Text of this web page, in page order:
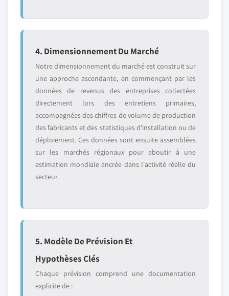
4. Dimensionnement Du Marché
Notre dimensionnement du marché est construit sur
une approche ascendante, en commençant par les
données de revenus des entreprises collectées
directement lors des entretiens primaires,
accompagnées des chiffres de volume de production
des fabricants et des statistiques d'installation ou de
déploiement. Ces données sont ensuite assemblées
sur les marchés régionaux pour aboutir à une
estimation mondiale ancrée dans l'activité réelle du
secteur.
5. Modèle De Prévision Et
Hypothèses Clés
Chaque prévision comprend une documentation
explicite de :